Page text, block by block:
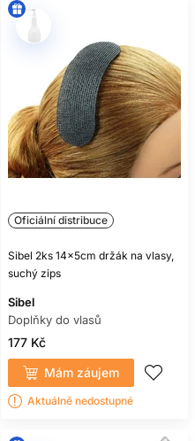
Oficiální distribuce
Sibel 2ks 14x5cm držák na vlasy,
suchý zips
Sibel
Doplňky do vlasů
177 Kč
Mám záujem
Aktuálně nedostupné